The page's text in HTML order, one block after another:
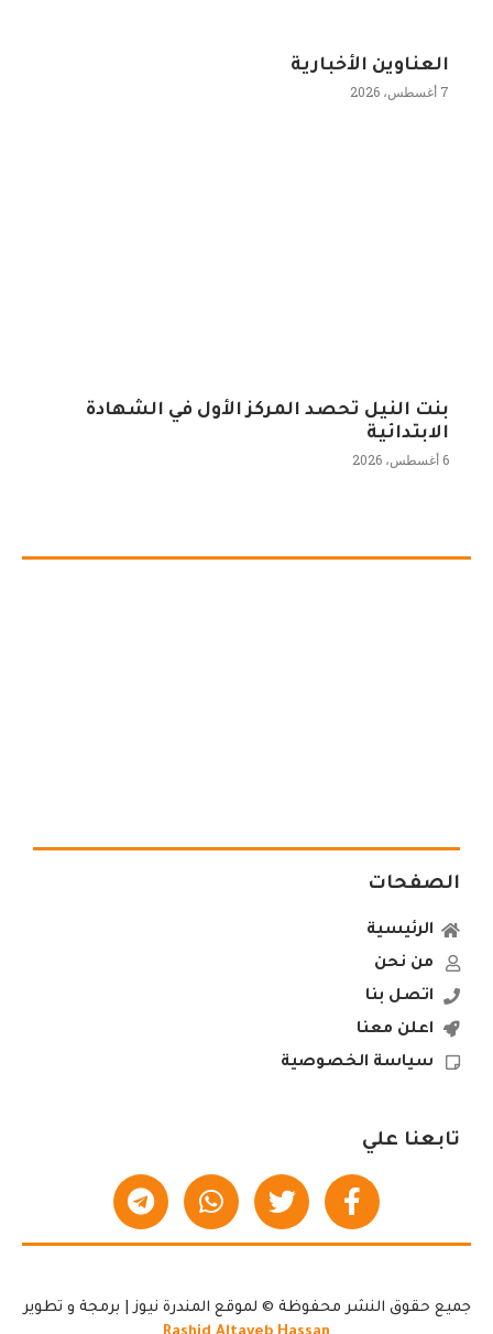
العناوين الأخبارية
7 أغسطس، 2026
بنت النيل تحصد المركز الأول في الشهادة
الابتدائية
6 أغسطس، 2026
الصفحات
الرئيسية
من نحن
اتصل بنا
اعلن معنا
سياسة الخصوصية
تابعنا علي
جميع حقوق النشر محفوظة © لموقع المندرة نيوز | برمجة و تطوير